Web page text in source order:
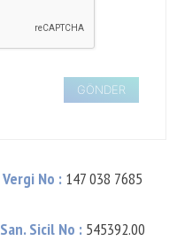
Vergi No : 147 038 7685
San. Sicil No : 545392.00